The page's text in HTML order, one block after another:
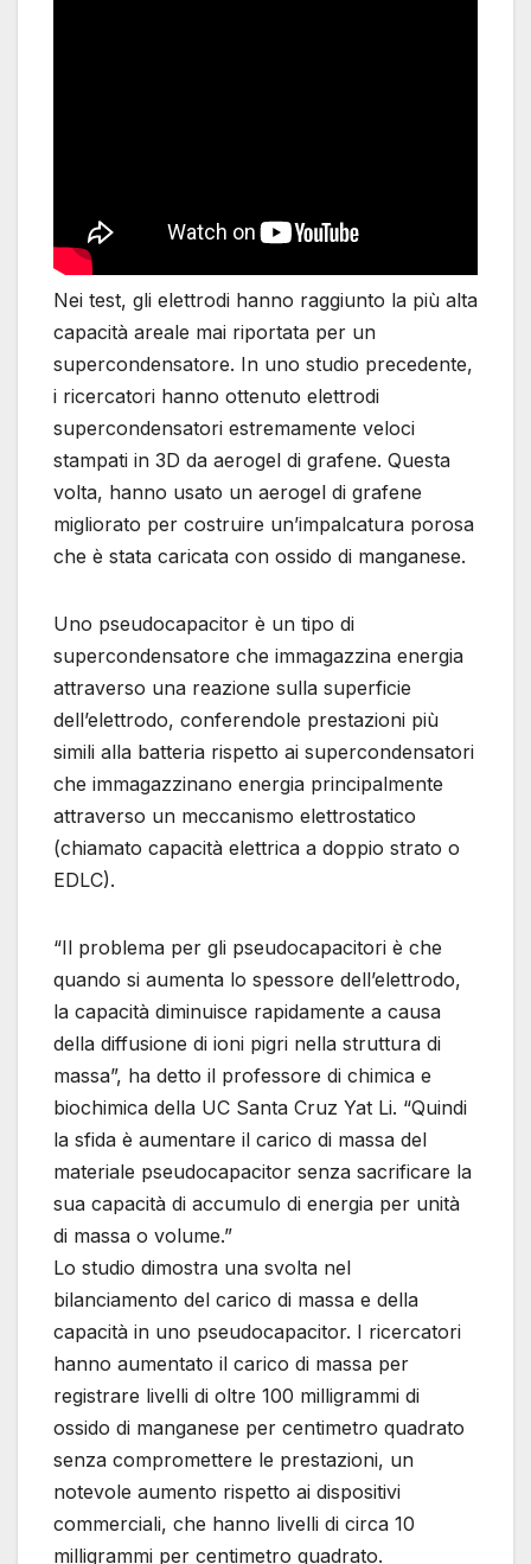
Nei test, gli elettrodi hanno raggiunto la più alta
capacità areale mai riportata per un
supercondensatore. In uno studio precedente,
i ricercatori hanno ottenuto elettrodi
supercondensatori estremamente veloci
stampati in 3D da aerogel di grafene. Questa
volta, hanno usato un aerogel di grafene
migliorato per costruire un’impalcatura porosa
che è stata caricata con ossido di manganese.
Uno pseudocapacitor è un tipo di
supercondensatore che immagazzina energia
attraverso una reazione sulla superficie
dell’elettrodo, conferendole prestazioni più
simili alla batteria rispetto ai supercondensatori
che immagazzinano energia principalmente
attraverso un meccanismo elettrostatico
(chiamato capacità elettrica a doppio strato o
EDLC).
“Il problema per gli pseudocapacitori è che
quando si aumenta lo spessore dell’elettrodo,
la capacità diminuisce rapidamente a causa
della diffusione di ioni pigri nella struttura di
massa”, ha detto il professore di chimica e
biochimica della UC Santa Cruz Yat Li. “Quindi
la sfida è aumentare il carico di massa del
materiale pseudocapacitor senza sacrificare la
sua capacità di accumulo di energia per unità
di massa o volume.”
Lo studio dimostra una svolta nel
bilanciamento del carico di massa e della
capacità in uno pseudocapacitor. I ricercatori
hanno aumentato il carico di massa per
registrare livelli di oltre 100 milligrammi di
ossido di manganese per centimetro quadrato
senza compromettere le prestazioni, un
notevole aumento rispetto ai dispositivi
commerciali, che hanno livelli di circa 10
milligrammi per centimetro quadrato.